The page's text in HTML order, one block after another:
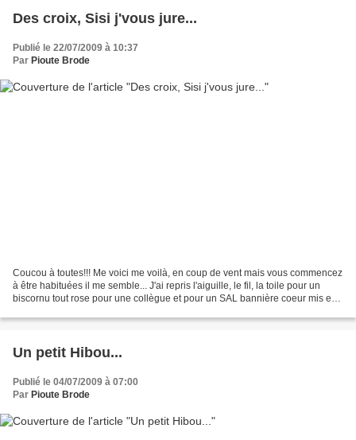
Des croix, Sisi j'vous jure...
Publié le 22/07/2009 à 10:37
Par Pioute Brode
Coucou à toutes!!! Me voici me voilà, en coup de vent mais vous commencez
à être habituées il me semble... J'ai repris l'aiguille, le fil, la toile pour un
biscornu tout rose pour une collègue et pour un SAL bannière coeur mis en
Un petit Hibou...
Publié le 04/07/2009 à 07:00
Par Pioute Brode